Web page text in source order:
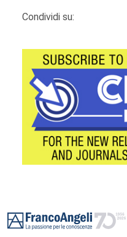
Condividi su: